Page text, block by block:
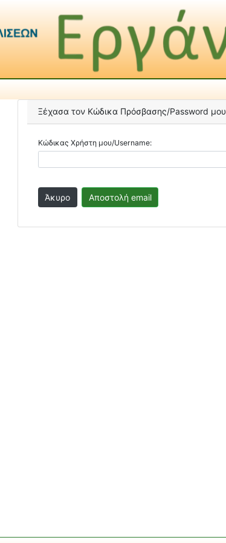
Ξέχασα τον Κώδικα Πρόσβασης/Password μου
Κώδικας Χρήστη μου/Username: